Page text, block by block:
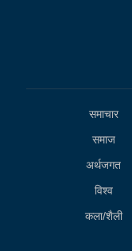
समाचार
समाज
अर्थजगत
विश्व
कला/शैली